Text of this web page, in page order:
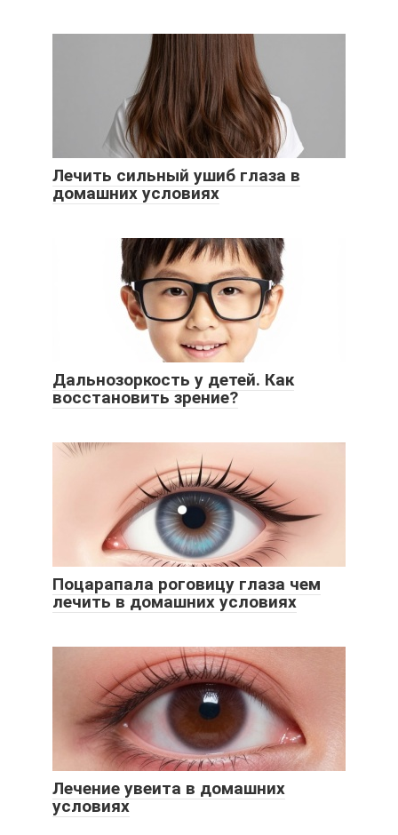
Лечить сильный ушиб глаза в
домашних условиях
Дальнозоркость у детей. Как
восстановить зрение?
Поцарапала роговицу глаза чем
лечить в домашних условиях
Лечение увеита в домашних
условиях